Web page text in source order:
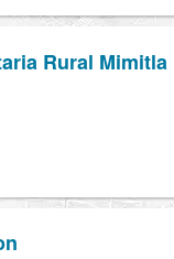
Rural Mimitla